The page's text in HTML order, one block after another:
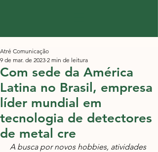
Com sede da América
Latina no Brasil, empresa
líder mundial em
tecnologia de detectores
de metal cre
Atré Comunicação
9 de mar. de 2023 2 min de leitura
A busca por novos hobbies, atividades